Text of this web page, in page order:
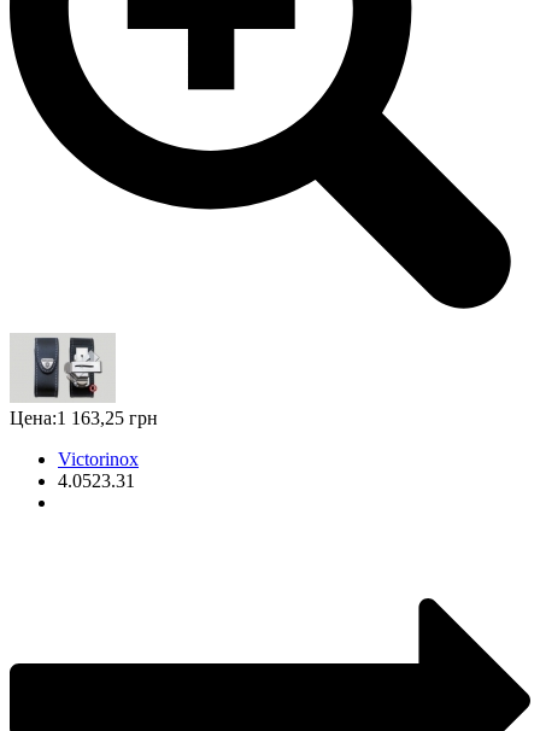
Цена:1 163,25 грн
Victorinox
4.0523.31